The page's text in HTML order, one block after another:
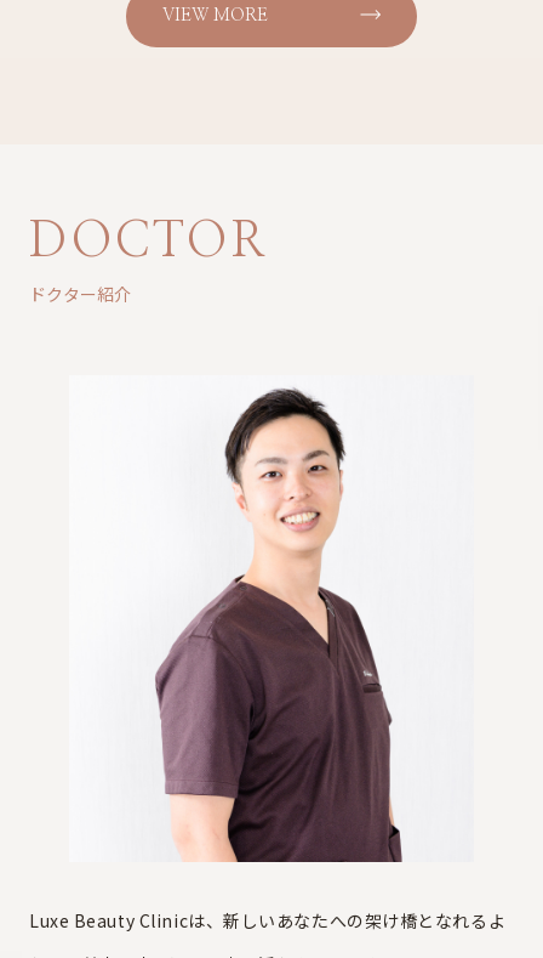
VIEW MORE
DOCTOR
ドクター紹介
Luxe Beauty Clinicは、新しいあなたへの架け橋となれるよ